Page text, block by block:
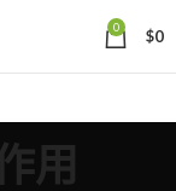
0 $0
用